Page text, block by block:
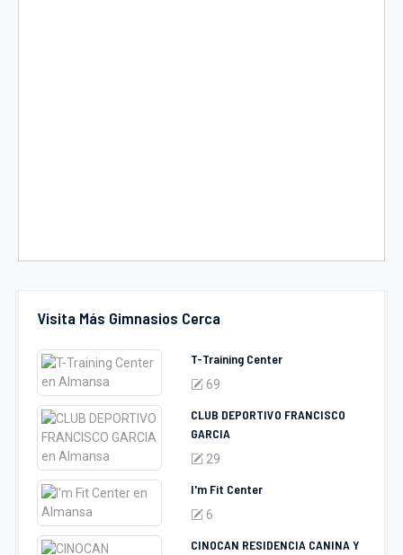
Visita Más Gimnasios Cerca
T-Training Center
69
CLUB DEPORTIVO FRANCISCO
GARCIA
29
I'm Fit Center
6
CINOCAN RESIDENCIA CANINA Y